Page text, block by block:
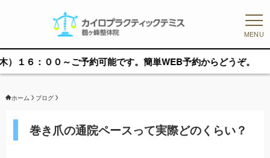
MENU
００～ご予約可能です。簡単WEB予約からどうぞ。
ホーム ブログ
巻き爪の通院ペースって実際どのくらい？